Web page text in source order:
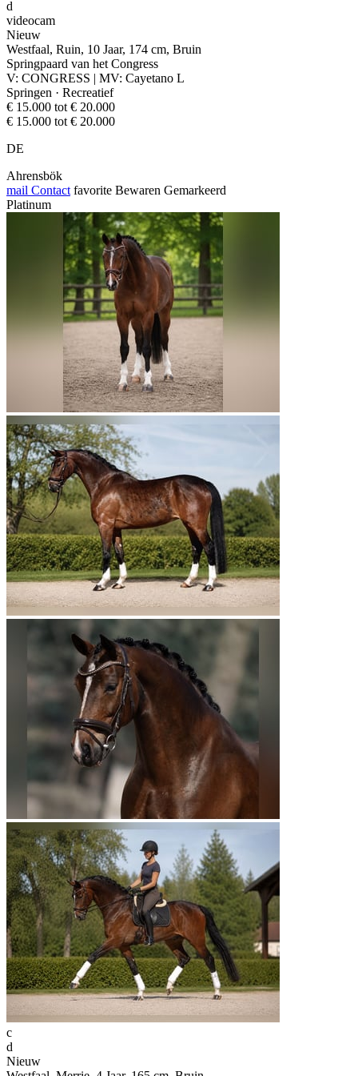
d
videocam
Nieuw
Westfaal, Ruin, 10 Jaar, 174 cm, Bruin
Springpaard van het Congress
V: CONGRESS | MV: Cayetano L
Springen · Recreatief
€ 15.000 tot € 20.000
€ 15.000 tot € 20.000
DE
Ahrensbök
mail Contact favorite Bewaren Gemarkeerd
Platinum
c
d
Nieuw